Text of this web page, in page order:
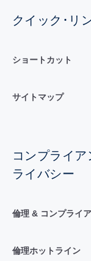
クイック･リ
ショートカット
サイトマップ
コンプライ
ライバシー
倫理 & コンプライ
倫理ホットライン